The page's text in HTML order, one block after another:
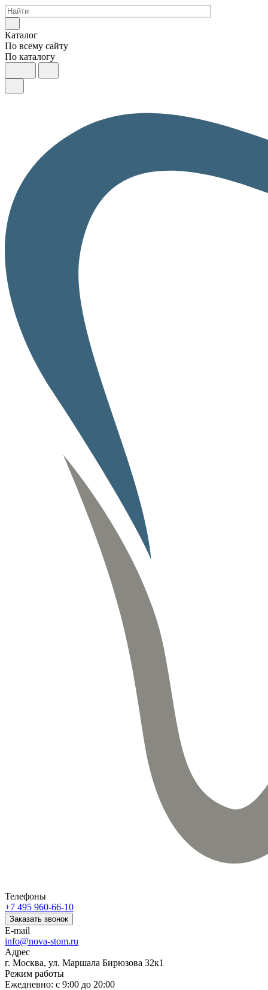
Каталог
По всему сайту
По каталогу
Телефоны
+7 495 960-66-10
Заказать звонок
E-mail
info@nova-stom.ru
Адрес
г. Москва, ул. Маршала Бирюзова 32к1
Режим работы
Ежедневно: с 9:00 до 20:00